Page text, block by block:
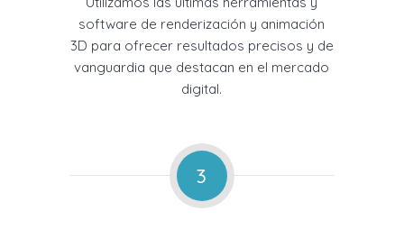
software de renderización y animación
3D para ofrecer resultados precisos y de
vanguardia que destacan en el mercado
digital.
3